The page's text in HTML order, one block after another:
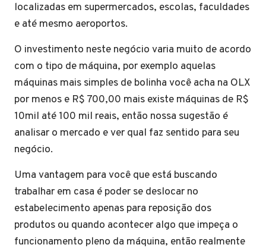
localizadas em supermercados, escolas, faculdades
e até mesmo aeroportos.
O investimento neste negócio varia muito de acordo
com o tipo de máquina, por exemplo aquelas
máquinas mais simples de bolinha você acha na OLX
por menos e R$ 700,00 mais existe máquinas de R$
10mil até 100 mil reais, então nossa sugestão é
analisar o mercado e ver qual faz sentido para seu
negócio.
Uma vantagem para você que está buscando
trabalhar em casa é poder se deslocar no
estabelecimento apenas para reposição dos
produtos ou quando acontecer algo que impeça o
funcionamento pleno da máquina, então realmente